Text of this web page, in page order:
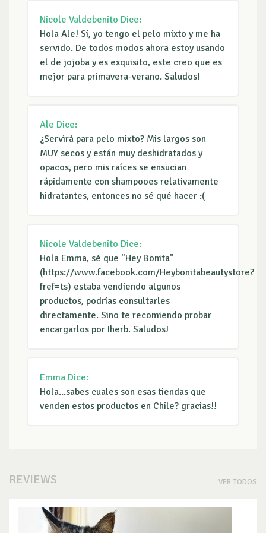
Nicole Valdebenito Dice:
Hola Ale! Sí, yo tengo el pelo mixto y me ha
servido. De todos modos ahora estoy usando
el de jojoba y es exquisito, este creo que es
mejor para primavera-verano. Saludos!
Ale Dice:
¿Servirá para pelo mixto? Mis largos son
MUY secos y están muy deshidratados y
opacos, pero mis raíces se ensucian
rápidamente con shampooes relativamente
hidratantes, entonces no sé qué hacer :(
Nicole Valdebenito Dice:
Hola Emma, sé que "Hey Bonita"
(https://www.facebook.com/Heybonitabeautystore?
fref=ts) estaba vendiendo algunos
productos, podrías consultarles
directamente. Sino te recomiendo probar
encargarlos por Iherb. Saludos!
Emma Dice:
Hola...sabes cuales son esas tiendas que
venden estos productos en Chile? gracias!!
REVIEWS VER TODOS